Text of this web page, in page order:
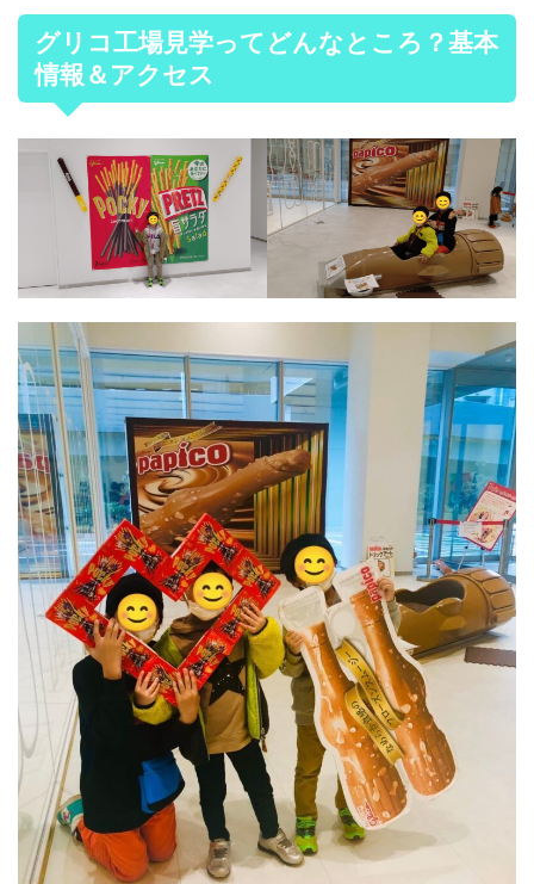
グリコ工場見学ってどんなところ？基本
情報＆アクセス